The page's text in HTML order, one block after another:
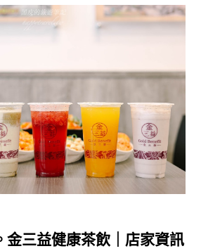
金三益健康茶飲｜店家資訊